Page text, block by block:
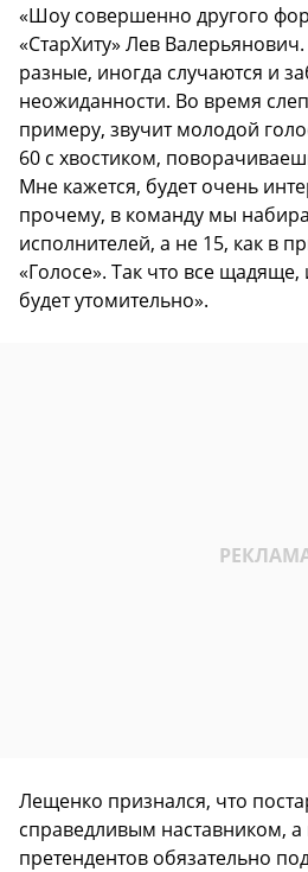
«Шоу совершенно другого
«СтарХиту» Лев
разные, иногда случаются и
неожиданности. Во время
примеру, звучит молодой
60 с хвостиком,
Мне кажется, будет очень
прочему, в команду мы
исполнителей, а не 15, как в
«Голосе». Так что все щадяще,
будет утомительно».
Лещенко признался, что
справедливым наставником,
претендентов обязательно